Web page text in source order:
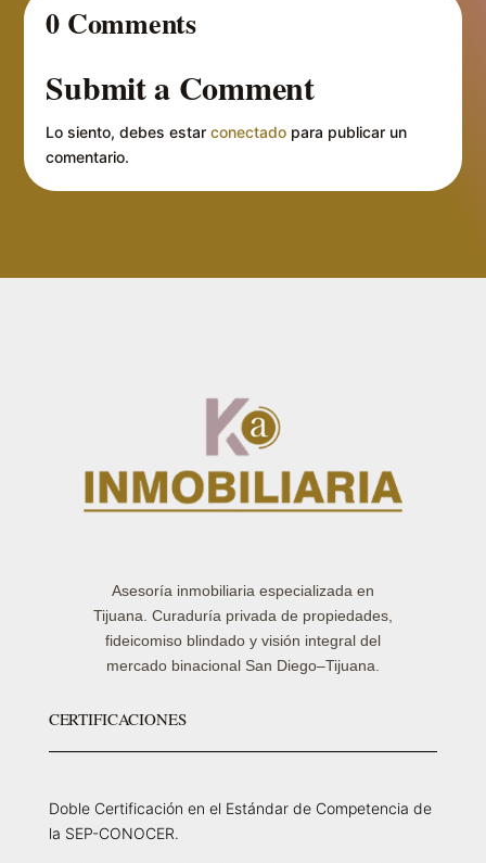
0 Comments
Submit a Comment
Lo siento, debes estarconectado para publicar un
comentario.
Asesoría inmobiliaria especializada en
Tijuana. Curaduría privada de propiedades,
fideicomiso blindado y visión integral del
mercado binacional San Diego–Tijuana.
CERTIFICACIONES
Doble Certificación en el Estándar de Competencia de
la SEP-CONOCER.